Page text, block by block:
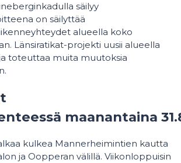
säilyy
on säilyttää
alueella koko
Länsiratikat-projekti uusii alueella
toteuttaa muita muutoksia
maanantaina
kulkea Mannerheimintien kautta
ja Oopperan välillä. Viikonloppuisin